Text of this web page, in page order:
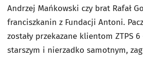
Andrzej Mańkowski czy brat Rafał
franciszkanin z Fundacji Antoni.
zostały przekazane klientom ZTPS
starszym i nierzadko samotnym,